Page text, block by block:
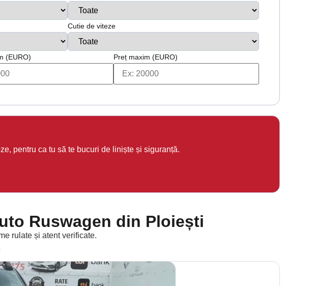
Cutie de viteze
(EURO) Preț maxim (EURO)
pentru ca tu să te bucuri de liniște și siguranță.
Ruswagen din Ploiești
rulate și atent verificate.